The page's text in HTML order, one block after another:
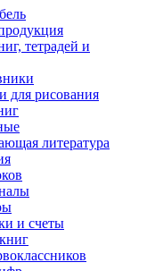
тетрадей и
для рисования
литература
и счеты